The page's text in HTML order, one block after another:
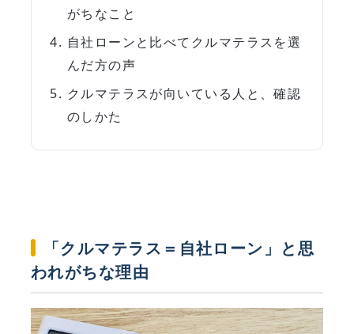
がちなこと
自社ローンと比べてクルマテラスを選
んだ方の声
クルマテラスが向いている人と、確認
のしかた
「クルマテラス＝自社ローン」と思
われがちな理由